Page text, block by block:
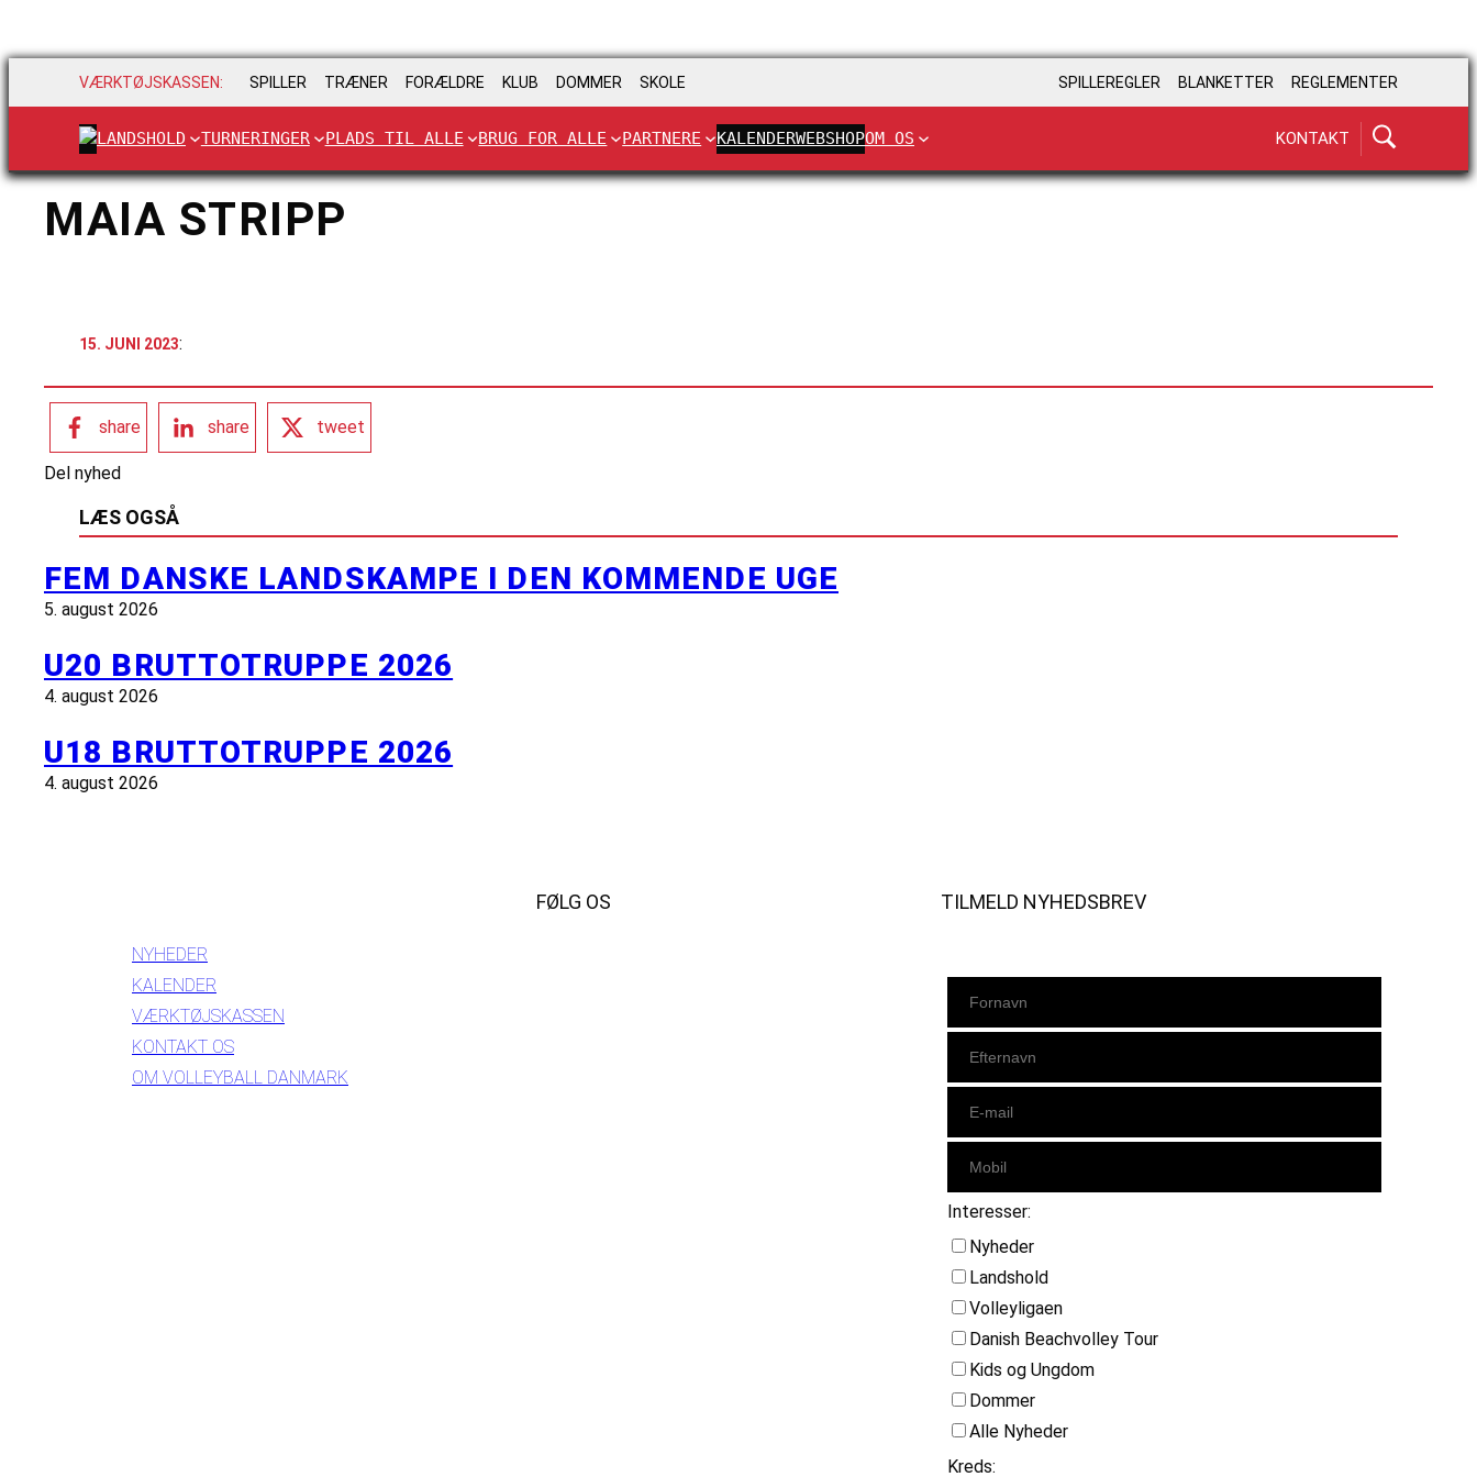
VÆRKTØJSKASSEN: SPILLER TRÆNER FORÆLDRE KLUB DOMMER SKOLE SPILLEREGLER BLANKETTER REGLEMENTER
LANDSHOLD TURNERINGER PLADS TIL ALLE BRUG FOR ALLE PARTNERE KALENDERWEBSHOPOM OS KONTAKT
MAIA STRIPP
15. JUNI 2023:
share share tweet
Del nyhed
LÆS OGSÅ
FEM DANSKE LANDSKAMPE I DEN KOMMENDE UGE
5. august 2026
U20 BRUTTOTRUPPE 2026
4. august 2026
U18 BRUTTOTRUPPE 2026
4. august 2026
NYHEDER
KALENDER
VÆRKTØJSKASSEN
KONTAKT OS
OM VOLLEYBALL DANMARK
FØLG OS TILMELD NYHEDSBREV
Interesser:
Nyheder
Landshold
Volleyligaen
Danish Beachvolley Tour
Kids og Ungdom
Dommer
Alle Nyheder
Kreds: